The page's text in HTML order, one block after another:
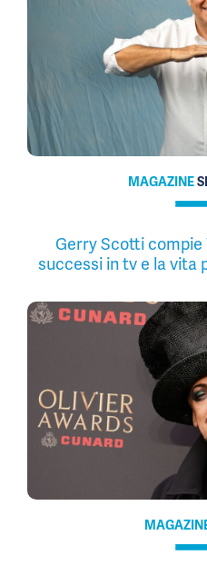
MAGAZINE
Gerry Scotti compie
successi in tv e la vita